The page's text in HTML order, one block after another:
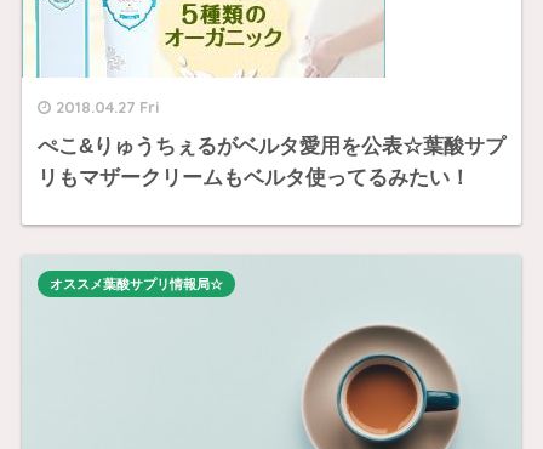
2018.04.27 Fri
ぺこ&りゅうちぇるがベルタ愛用を公表☆葉酸サプ
リもマザークリームもベルタ使ってるみたい！
オススメ葉酸サプリ情報局☆